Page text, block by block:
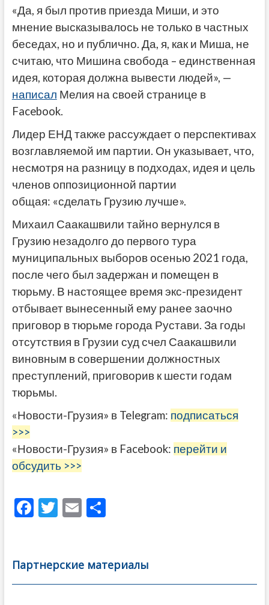
«Да, я был против приезда Миши, и это
мнение высказывалось не только в частных
беседах, но и публично. Да, я, как и Миша, не
считаю, что Мишина свобода – единственная
идея, которая должна вывести людей», —
написал Мелия на своей странице в
Facebook.
Лидер ЕНД также рассуждает о перспективах
возглавляемой им партии. Он указывает, что,
несмотря на разницу в подходах, идея и цель
членов оппозиционной партии
общая: «сделать Грузию лучше».
Михаил Саакашвили тайно вернулся в
Грузию незадолго до первого тура
муниципальных выборов осенью 2021 года,
после чего был задержан и помещен в
тюрьму. В настоящее время экс-президент
отбывает вынесенный ему ранее заочно
приговор в тюрьме города Рустави. За годы
отсутствия в Грузии суд счел Саакашвили
виновным в совершении должностных
преступлений, приговорив к шести годам
тюрьмы.
«Новости-Грузия» в Telegram: подписаться
>>>
«Новости-Грузия» в Facebook: перейти и
обсудить >>>
F
b
o
T
er
E
l
О
а
в
Партнерские материалы